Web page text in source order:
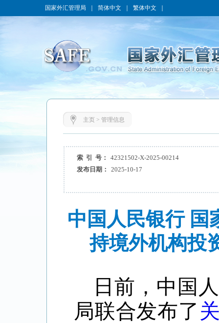
国家外汇管理局 简体中文 繁体中文
主页> 管理信息
索 引 号：
42321502-X-2025-00214
发布日期：
2025-10-17
中国人民银行 国
持境外机构投
日前，中国
局联合发布了